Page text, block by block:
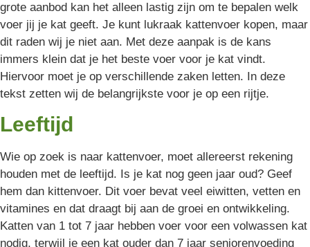
grote aanbod kan het alleen lastig zijn om te bepalen welk
voer jij je kat geeft. Je kunt lukraak kattenvoer kopen, maar
dit raden wij je niet aan. Met deze aanpak is de kans
immers klein dat je het beste voer voor je kat vindt.
Hiervoor moet je op verschillende zaken letten. In deze
tekst zetten wij de belangrijkste voor je op een rijtje.
Leeftijd
Wie op zoek is naar kattenvoer, moet allereerst rekening
houden met de leeftijd. Is je kat nog geen jaar oud? Geef
hem dan kittenvoer. Dit voer bevat veel eiwitten, vetten en
vitamines en dat draagt bij aan de groei en ontwikkeling.
Katten van 1 tot 7 jaar hebben voer voor een volwassen kat
nodig, terwijl je een kat ouder dan 7 jaar seniorenvoeding